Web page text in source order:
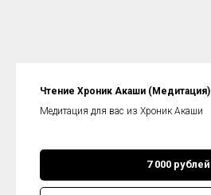
Чтение Хроник Акаши (Медитация)
Медитация для вас из Хроник Акаши
7 000 рублей